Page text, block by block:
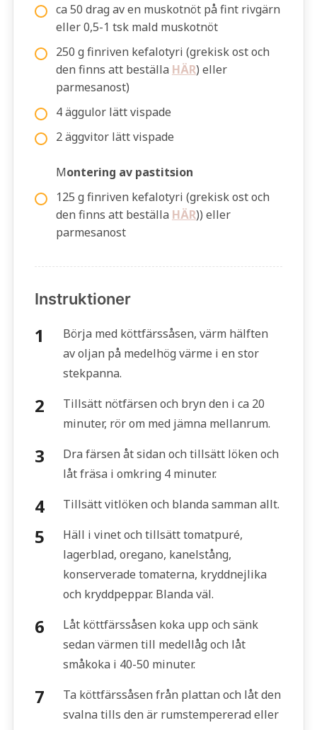
ca 50 drag av en muskotnöt på fint rivgärn
eller 0,5-1 tsk mald muskotnöt
250 g finriven kefalotyri (grekisk ost och
den finns att beställa HÄR) eller
parmesanost)
4 äggulor lätt vispade
2 äggvitor lätt vispade
Montering av pastitsion
125 g finriven kefalotyri (grekisk ost och
den finns att beställa HÄR)) eller
parmesanost
Instruktioner
Börja med köttfärssåsen, värm hälften
av oljan på medelhög värme i en stor
stekpanna.
Tillsätt nötfärsen och bryn den i ca 20
minuter, rör om med jämna mellanrum.
Dra färsen åt sidan och tillsätt löken och
låt fräsa i omkring 4 minuter.
Tillsätt vitlöken och blanda samman allt.
Häll i vinet och tillsätt tomatpuré,
lagerblad, oregano, kanelstång,
konserverade tomaterna, kryddnejlika
och kryddpeppar. Blanda väl.
Låt köttfärssåsen koka upp och sänk
sedan värmen till medellåg och låt
småkoka i 40-50 minuter.
Ta köttfärssåsen från plattan och låt den
svalna tills den är rumstempererad eller